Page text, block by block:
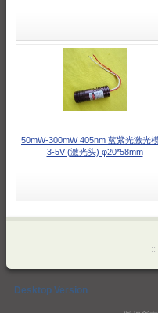
50mW-300mW 405nm 蓝紫光激光
3-5V (激光头) φ20*58mm
::
Desktop Version